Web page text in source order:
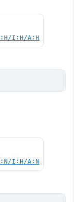
I:H/A:H
I:H/A:N